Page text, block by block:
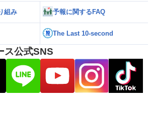
組み 予報に関するFAQ
The Last 10-second
ス公式SNS